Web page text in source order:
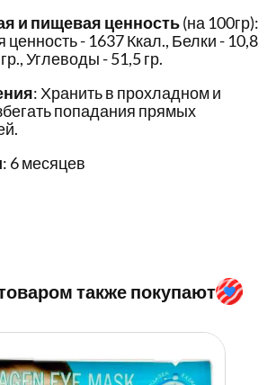
и пищевая ценность(на 100гр):
ценность - 1637 Ккал., Белки - 10,8
Углеводы - 51,5 гр.
: Хранить в прохладном и
попадания прямых
: 6 месяцев
также покупают